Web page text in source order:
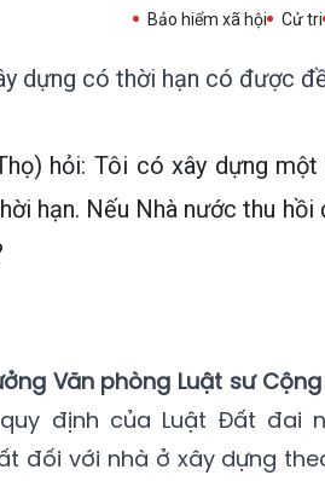
Bảo hiểm xã hội Cử tri
dựng có thời hạn có được
hỏi: Tôi có xây dựng
hạn. Nếu Nhà nước thu
Văn phòng Luật sư
định của Luật Đất đai
đối với nhà ở xây dựng